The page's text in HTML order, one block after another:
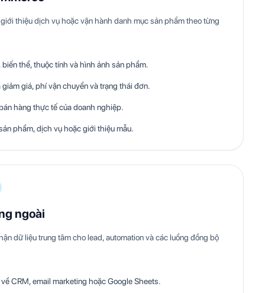
thiệu dịch vụ hoặc vận hành danh mục sản phẩm theo từng
thể, thuộc tính và hình ảnh sản phẩm.
giá, phí vận chuyển và trạng thái đơn.
hàng thực tế của doanh nghiệp.
phẩm, dịch vụ hoặc giới thiệu mẫu.
ngoài
dữ liệu trung tâm cho lead, automation và các luồng đồng bộ
CRM, email marketing hoặc Google Sheets.